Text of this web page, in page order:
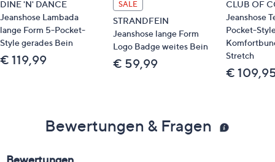
DINE 'N' DANCE
Jeanshose Lambada
lange Form 5-Pocket-
Style gerades Bein
€ 119,99
SALE
STRANDFEIN
Jeanshose lange Form
Logo Badge weites Bein
€ 59,99
CLUB OF
Jeanshose
Pocket-
Stretch
€
Bewertungen & Fragen